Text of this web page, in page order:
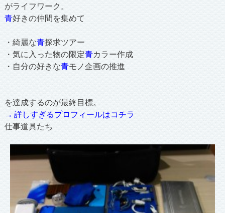
がライフワーク。
青好きの仲間を集めて
・綺麗な青探求ツアー
・気に入った物の限定青カラー作成
・自分の好きな青モノ企画の推進
を達成するのが最終目標。
→ 詳しすぎるプロフィールはコチラ
仕事道具たち